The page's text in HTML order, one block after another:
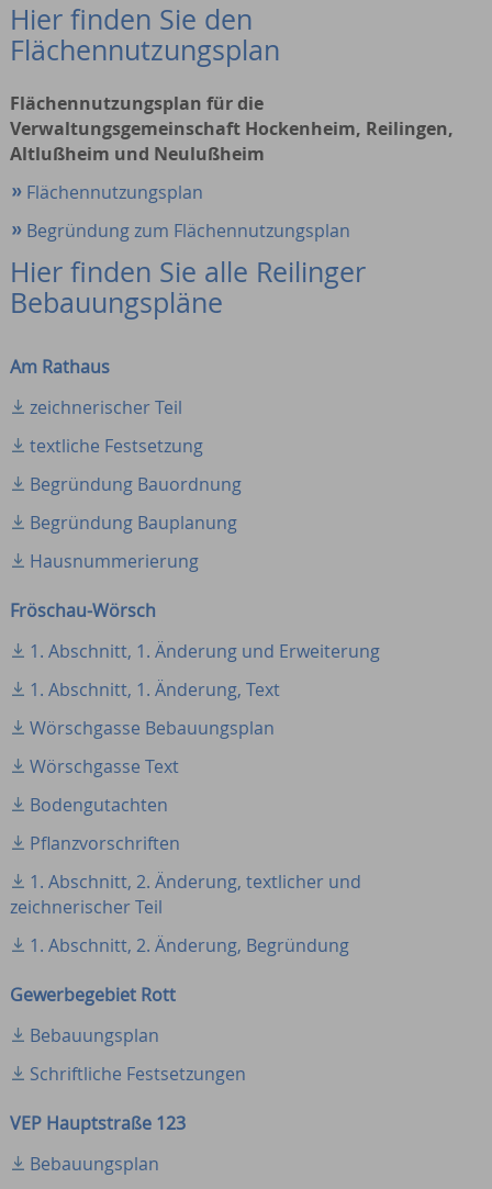
Hier finden Sie den
Flächennutzungsplan
Flächennutzungsplan für die
Verwaltungsgemeinschaft Hockenheim, Reilingen,
Altlußheim und Neulußheim
Flächennutzungsplan
Begründung zum Flächennutzungsplan
Hier finden Sie alle Reilinger
Bebauungspläne
Am Rathaus
zeichnerischer Teil
textliche Festsetzung
Begründung Bauordnung
Begründung Bauplanung
Hausnummerierung
Fröschau-Wörsch
1. Abschnitt, 1. Änderung und Erweiterung
1. Abschnitt, 1. Änderung, Text
Wörschgasse Bebauungsplan
Wörschgasse Text
Bodengutachten
Pflanzvorschriften
1. Abschnitt, 2. Änderung, textlicher und
zeichnerischer Teil
1. Abschnitt, 2. Änderung, Begründung
Gewerbegebiet Rott
Bebauungsplan
Schriftliche Festsetzungen
VEP Hauptstraße 123
Bebauungsplan